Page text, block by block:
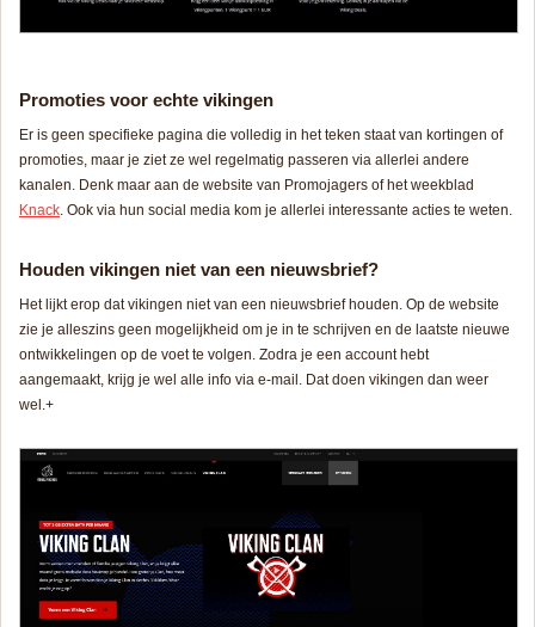
Promoties voor echte vikingen
Er is geen specifieke pagina die volledig in het teken staat van kortingen of
promoties, maar je ziet ze wel regelmatig passeren via allerlei andere
kanalen. Denk maar aan de website van Promojagers of het weekblad
Knack. Ook via hun social media kom je allerlei interessante acties te weten.
Houden vikingen niet van een nieuwsbrief?
Het lijkt erop dat vikingen niet van een nieuwsbrief houden. Op de website
zie je alleszins geen mogelijkheid om je in te schrijven en de laatste nieuwe
ontwikkelingen op de voet te volgen. Zodra je een account hebt
aangemaakt, krijg je wel alle info via e-mail. Dat doen vikingen dan weer
wel.+